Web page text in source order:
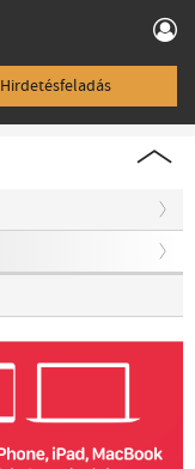
Hirdetésfeladás